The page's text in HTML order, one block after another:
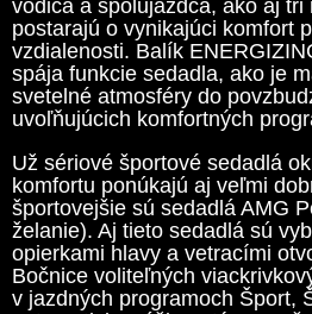
vodiča a spolujazdca, ako aj tri
postarajú o vynikajúci komfort
vzdialenosti. Balík
spája funkcie sedadla, ako je
svetelné atmosféry do
uvoľňujúcich komfortných
Už sériové športové sedadlá
komfortu ponúkajú aj veľmi
športovejšie sú sedadlá AMG
želanie). Aj tieto sedadlá sú
opierkami hlavy a vetracími
Bočnice voliteľných
v jazdných programoch Šport,